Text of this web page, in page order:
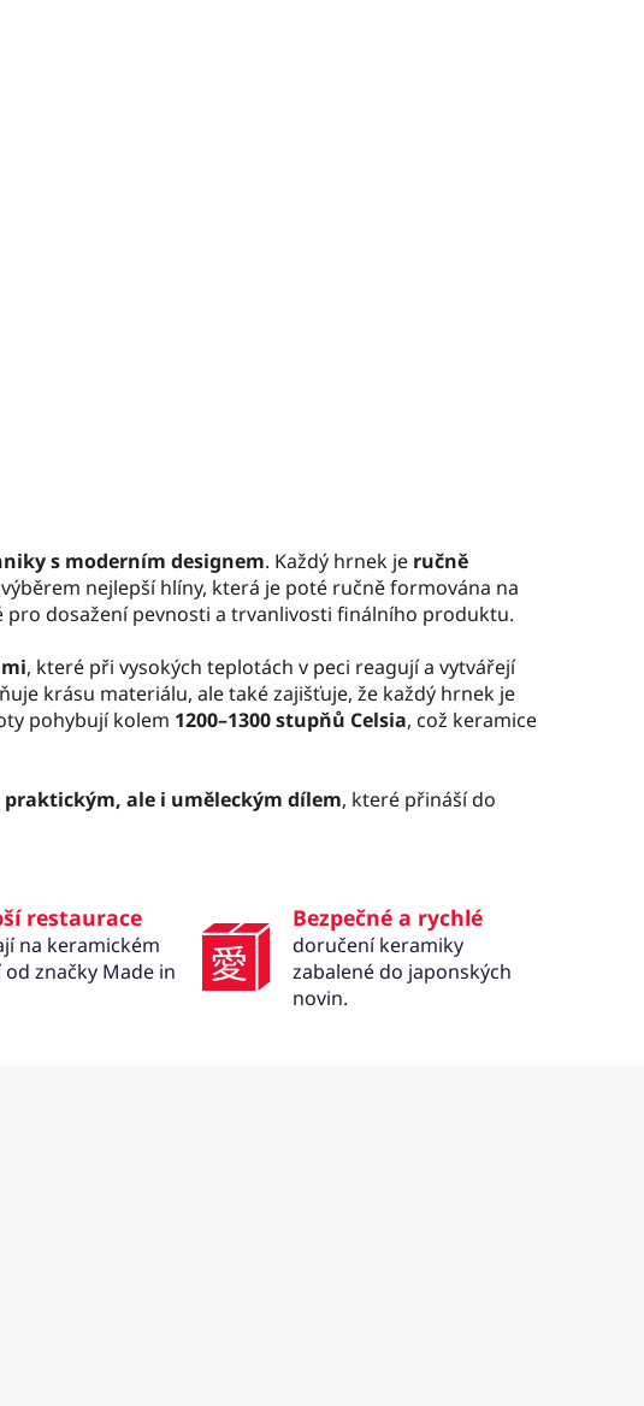
s moderním designem. Každý hrnek je ručně
nejlepší hlíny, která je poté ručně formována na
dosažení pevnosti a trvanlivosti finálního produktu.
, které při vysokých teplotách v peci reagují a vytvářejí
krásu materiálu, ale také zajišťuje, že každý hrnek je
pohybují kolem 1200–1300 stupňů Celsia, což keramice
praktickým, ale i uměleckým dílem, které přináší do
restaurace
na keramickém
značky Made in
Bezpečné a rychlé
doručení keramiky
zabalené do japonských
novin.